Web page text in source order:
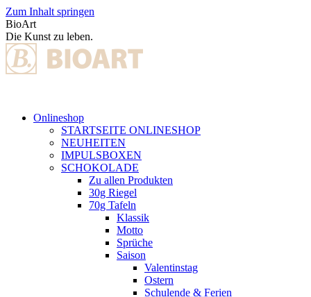
Zum Inhalt springen
BioArt
Die Kunst zu leben.
Onlineshop
STARTSEITE ONLINESHOP
NEUHEITEN
IMPULSBOXEN
SCHOKOLADE
Zu allen Produkten
30g Riegel
70g Tafeln
Klassik
Motto
Sprüche
Saison
Valentinstag
Ostern
Schulende & Ferien